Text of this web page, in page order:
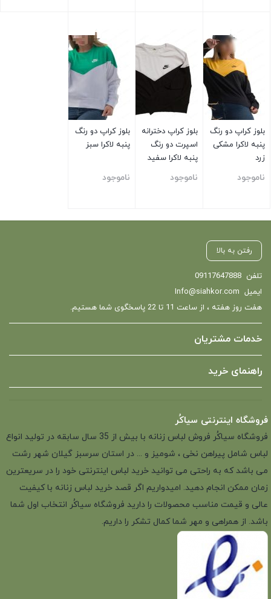
بلوز کراپ دو رنگ
پنبه لاکرا مشکی
زرد
ناموجود
بلوز کراپ دخترانه
اسپرت دو رنگ
پنبه لاکرا سفید
ناموجود
بلوز کراپ دو رنگ
پنبه لاکرا سبز
ناموجود
رفتن به بالا
تلفن 09117647888
ایمیل Info@siahkor.com
هفت روز هفته ، از ساعت 11 تا 22 پاسخگوی شما هستیم.
خدمات مشتریان
راهنمای خرید
فروشگاه اینترنتی سیاکُر
فروشگاه سیاکُر فروش لباس زنانه با بیش از 35 سال سابقه در تولید انواع
لباس شامل پیراهن نخی ، شومیز و ... در استان سرسبز گیلان شهر رشت
می باشد که به راحتی می توانید خرید لباس اینترنتی خود را در سریعترین
زمان ممکن انجام دهید. امیدواریم اگر قصد خرید لباس زنانه با کیفیت
عالی و قیمت مناسب محصولات را دارید فروشگاه سیاکُر انتخاب اول شما
باشد. از همراهی و مهر شما کمال تشکر را داریم.